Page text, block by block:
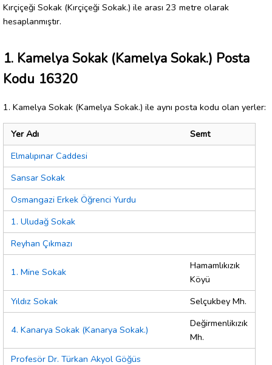
Kırçiçeği Sokak (Kırçiçeği Sokak.) ile arası 23 metre olarak
hesaplanmıştır.
1. Kamelya Sokak (Kamelya Sokak.) Posta
Kodu 16320
1. Kamelya Sokak (Kamelya Sokak.) ile aynı posta kodu olan yerler:
Yer Adı
Semt
Elmalıpınar Caddesi
Sansar Sokak
Osmangazi Erkek Öğrenci Yurdu
1. Uludağ Sokak
Reyhan Çıkmazı
1. Mine Sokak
Hamamlıkızık
Köyü
Yıldız Sokak
Selçukbey Mh.
4. Kanarya Sokak (Kanarya Sokak.)
Değirmenlikızık
Mh.
Profesör Dr. Türkan Akyol Göğüs